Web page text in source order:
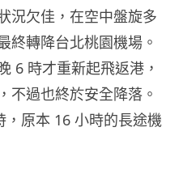
況欠佳，在空中盤旋多
終轉降台北桃園機場。
6 時才重新起飛返港，
不過也終於安全降落。
原本 16 小時的長途機